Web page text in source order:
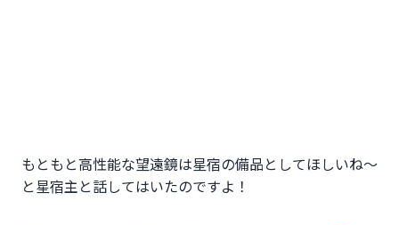
もともと高性能な望遠鏡は星宿の備品としてほしいね～
と星宿主と話してはいたのですよ！